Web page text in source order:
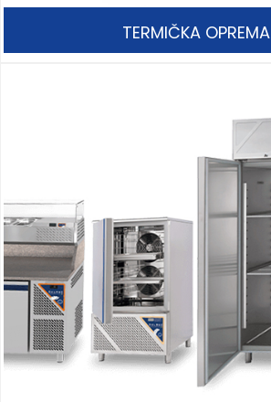
TERMIČKA OPREMA